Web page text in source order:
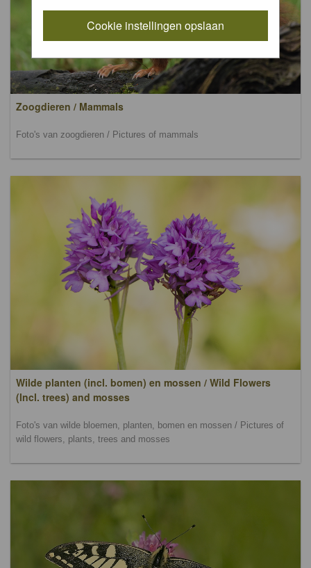
Cookie instellingen opslaan
Zoogdieren / Mammals
Foto's van zoogdieren / Pictures of mammals
Wilde planten (incl. bomen) en mossen / Wild Flowers
(lncl. trees) and mosses
Foto's van wilde bloemen, planten, bomen en mossen / Pictures of
wild flowers, plants, trees and mosses